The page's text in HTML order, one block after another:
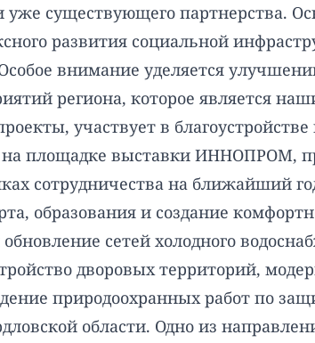
существующего партнерства.
развития социальной
внимание уделяется
региона, которое является
участвует в благоустройстве
на площадке выставки ИННОПРОМ,
сотрудничества на ближайший
образования и создание
сетей холодного
дворовых территорий,
природоохранных работ по
области. Одно из